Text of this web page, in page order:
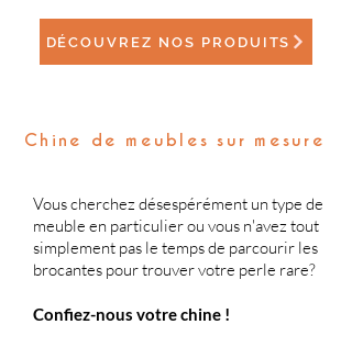
DÉCOUVREZ NOS PRODUITS
Chine de meubles sur mesure
Vous cherchez désespérément un type de
meuble en particulier ou vous n'avez tout
simplement pas le temps de parcourir les
brocantes pour trouver votre perle rare?
Confiez-nous votre chine !